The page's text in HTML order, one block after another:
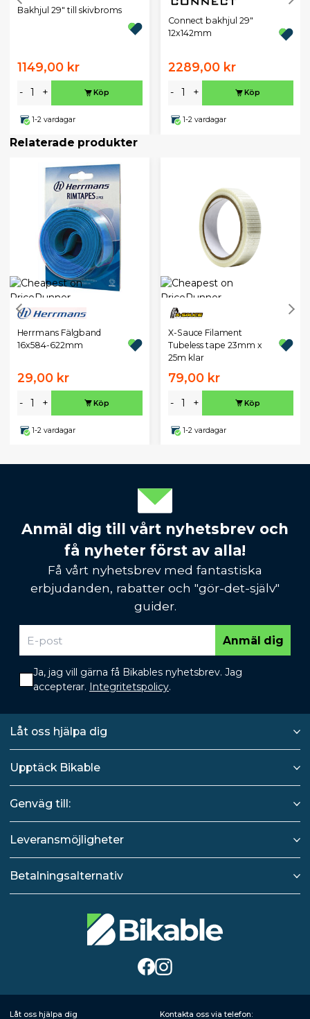
Bakhjul 29" till skivbroms
1149,00 kr
- + Köp
1-2 vardagar
Connect bakhjul 29"
12x142mm
2289,00 kr
- + Köp
1-2 vardagar
Relaterade produkter
Herrmans Fälgband
16x584-622mm
29,00 kr
- + Köp
1-2 vardagar
X-Sauce Filament
Tubeless tape 23mm x
25m klar
79,00 kr
- + Köp
1-2 vardagar
Anmäl dig till vårt nyhetsbrev och
få nyheter först av alla!
Få vårt nyhetsbrev med fantastiska
erbjudanden, rabatter och "gör-det-själv"
guider.
Anmäl dig
Ja, jag vill gärna få Bikables nyhetsbrev. Jag
accepterar. Integritetspolicy.
Låt oss hjälpa dig
Upptäck Bikable
Genväg till:
Leveransmöjligheter
Betalningsalternativ
Låt oss hjälpa dig Kontakta oss via telefon: